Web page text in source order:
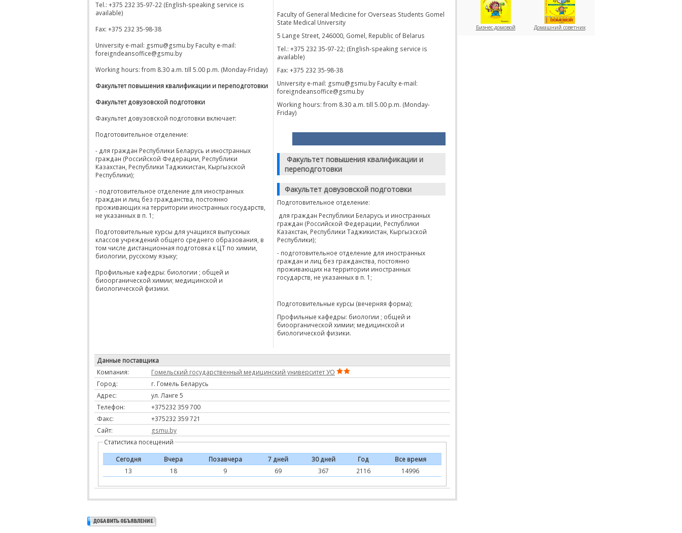
Tel.: +375 232 35-97-22 (English-speaking service is
available)
Fax: +375 232 35-98-38
University e-mail: gsmu@gsmu.by Faculty e-mail:
foreigndeansoffice@gsmu.by
Working hours: from 8.30 a.m. till 5.00 p.m. (Monday-Friday)
Факультет повышения квалификации и переподготовки
Факультет довузовской подготовки
Факультет довузовской подготовки включает:
Подготовительное отделение:
- для граждан Республики Беларусь и иностранных
граждан (Российской Федерации, Республики
Казахстан, Республики Таджикистан, Кыргызской
Республики);
- подготовительное отделение для иностранных
граждан и лиц без гражданства, постоянно
проживающих на территории иностранных государств,
не указанных в п. 1;
Подготовительные курсы для учащихся выпускных
классов учреждений общего среднего образования, в
том числе дистанционная подготовка к ЦТ по химии,
биологии, русскому языку;
Профильные кафедры: биологии ; общей и
биоорганической химии; медицинской и
биологической физики.
Faculty of General Medicine for Overseas Students Gomel
State Medical University
5 Lange Street, 246000, Gomel, Republic of Belarus
Tel.: +375 232 35-97-22; (English-speaking service is
available)
Fax: +375 232 35-98-38
University e-mail: gsmu@gsmu.by Faculty e-mail:
foreigndeansoffice@gsmu.by
Working hours: from 8.30 a.m. till 5.00 p.m. (Monday-
Friday)
Факультет повышения квалификации и
переподготовки
Факультет довузовской подготовки
Подготовительное отделение:
для граждан Республики Беларусь и иностранных
граждан (Российской Федерации, Республики
Казахстан, Республики Таджикистан, Кыргызской
Республики);
- подготовительное отделение для иностранных
граждан и лиц без гражданства, постоянно
проживающих на территории иностранных
государств, не указанных в п. 1;
Подготовительные курсы (вечерняя форма);
Профильные кафедры: биологии ; общей и
биоорганической химии; медицинской и
биологической физики.
Данные поставщика
Компания:
Гомельский государственный медицинский университет УО
Город:
г. Гомель Беларусь
Адрес:
ул. Ланге 5
Телефон:
+375232 359 700
Факс:
+375232 359 721
Сайт:
gsmu.by
Статистика посещений
Сегодня Вчера Позавчера 7 дней 30 дней Год
Все время
13
18 9 69 367 2116 14996
Бизнес-домовой Домашний советник